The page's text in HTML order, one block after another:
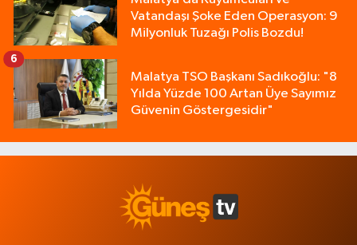
Vatandaşı Şoke Eden Operasyon: 9
Milyonluk Tuzağı Polis Bozdu!
Malatya TSO Başkanı Sadıkoğlu: "8
Yılda Yüzde 100 Artan Üye Sayımız
Güvenin Göstergesidir"
6